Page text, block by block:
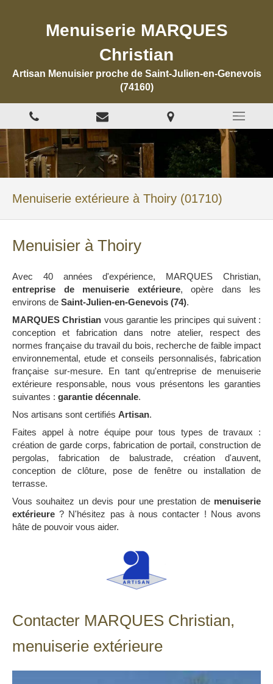
Menuiserie MARQUES
Christian
Artisan Menuisier proche de Saint-Julien-en-Genevois
(74160)
Menuiserie extérieure à Thoiry (01710)
Menuisier à Thoiry
Avec 40 années d'expérience, MARQUES Christian,
entreprise de menuiserie extérieure, opère dans les
environs de Saint-Julien-en-Genevois (74).
MARQUES Christian vous garantie les principes qui suivent :
conception et fabrication dans notre atelier, respect des
normes française du travail du bois, recherche de faible impact
environnemental, etude et conseils personnalisés, fabrication
française sur-mesure. En tant qu'entreprise de menuiserie
extérieure responsable, nous vous présentons les garanties
suivantes : garantie décennale.
Nos artisans sont certifiés Artisan.
Faites appel à notre équipe pour tous types de travaux :
création de garde corps, fabrication de portail, construction de
pergolas, fabrication de balustrade, création d'auvent,
conception de clôture, pose de fenêtre ou installation de
terrasse.
Vous souhaitez un devis pour une prestation de menuiserie
extérieure ? N'hésitez pas à nous contacter ! Nous avons
hâte de pouvoir vous aider.
Contacter MARQUES Christian,
menuiserie extérieure